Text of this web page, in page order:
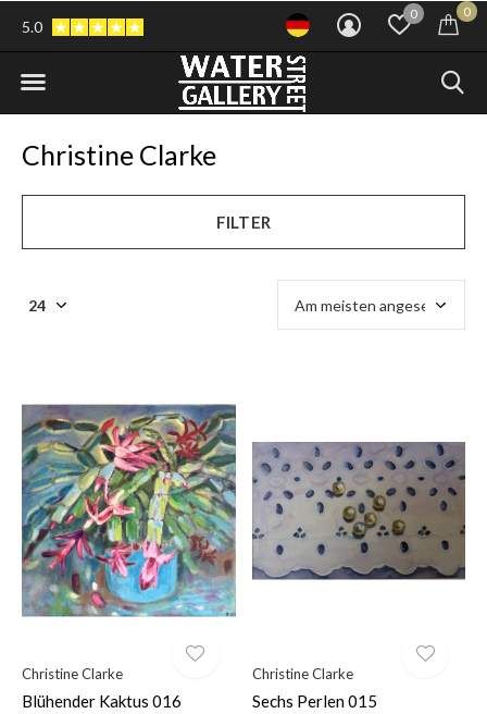
0 0
5.0
Christine Clarke
FILTER
Christine Clarke
Blühender Kaktus 016
Christine Clarke
Sechs Perlen 015